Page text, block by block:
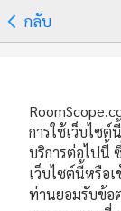
กลับ
การใช้เว็บไซต์
บริการต่อไปนี้
เว็บไซต์นี้หรือ
ท่านยอมรับข้อ